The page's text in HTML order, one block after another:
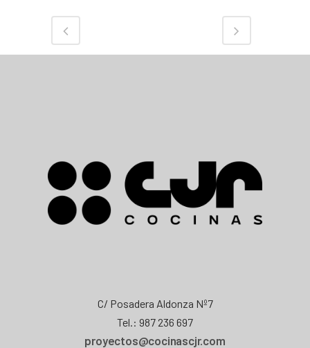
C/ Posadera Aldonza Nº7
Tel.: 987 236 697
proyectos@cocinascjr.com